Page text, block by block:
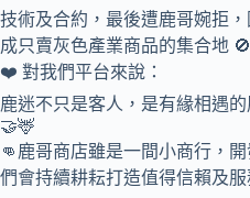
技術及合約，最後遭鹿哥婉拒
成只賣灰色產業商品的集合地
❤️ 對我們平台來說：
鹿迷不只是客人，是有緣相遇
🤝🦌
👊鹿哥商店雖是一間小商行，
們會持續耕耘打造值得信賴及